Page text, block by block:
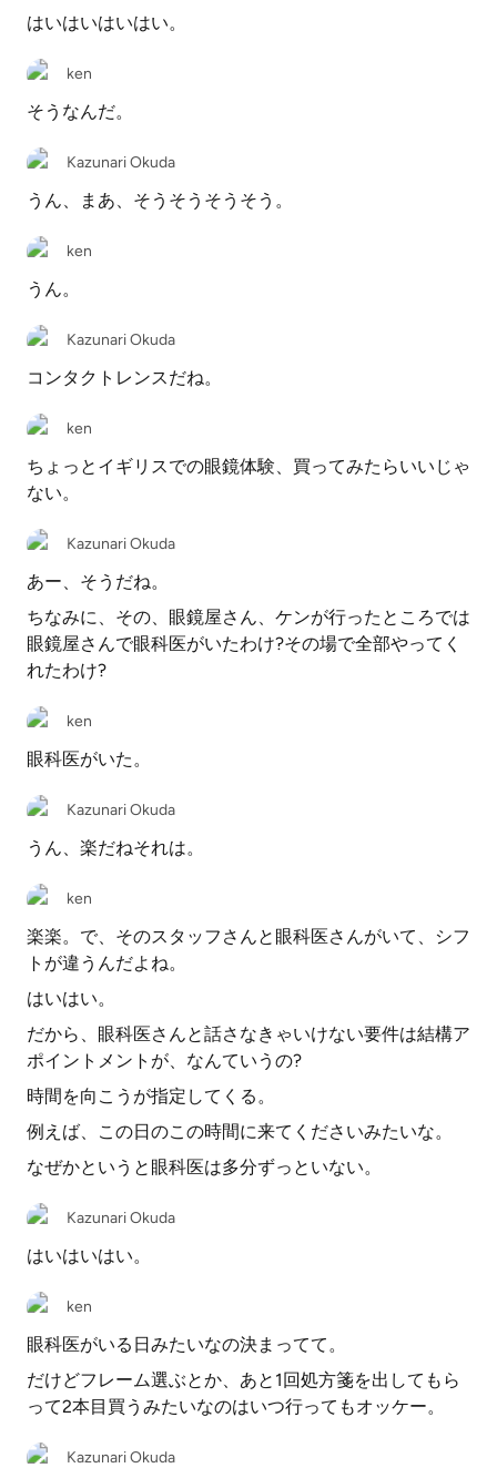
はいはいはいはい。
ken
そうなんだ。
Kazunari Okuda
うん、まあ、そうそうそうそう。
ken
うん。
Kazunari Okuda
コンタクトレンスだね。
ken
ちょっとイギリスでの眼鏡体験、買ってみたらいいじゃ
ない。
Kazunari Okuda
あー、そうだね。
ちなみに、その、眼鏡屋さん、ケンが行ったところでは
眼鏡屋さんで眼科医がいたわけ?その場で全部やってく
れたわけ?
ken
眼科医がいた。
Kazunari Okuda
うん、楽だねそれは。
ken
楽楽。で、そのスタッフさんと眼科医さんがいて、シフ
トが違うんだよね。
はいはい。
だから、眼科医さんと話さなきゃいけない要件は結構ア
ポイントメントが、なんていうの?
時間を向こうが指定してくる。
例えば、この日のこの時間に来てくださいみたいな。
なぜかというと眼科医は多分ずっといない。
Kazunari Okuda
はいはいはい。
ken
眼科医がいる日みたいなの決まってて。
だけどフレーム選ぶとか、あと1回処方箋を出してもら
って2本目買うみたいなのはいつ行ってもオッケー。
Kazunari Okuda